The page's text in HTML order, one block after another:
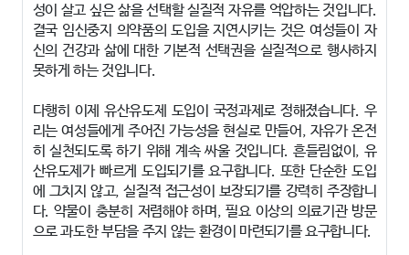
성이 살고 싶은 삶을 선택할 실질적 자유를 억압하는 것입니다.
결국 임신중지 의약품의 도입을 지연시키는 것은 여성들이 자
신의 건강과 삶에 대한 기본적 선택권을 실질적으로 행사하지
못하게 하는 것입니다.
다행히 이제 유산유도제 도입이 국정과제로 정해졌습니다. 우
리는 여성들에게 주어진 가능성을 현실로 만들어, 자유가 온전
히 실천되도록 하기 위해 계속 싸울 것입니다. 흔들림없이, 유
산유도제가 빠르게 도입되기를 요구합니다. 또한 단순한 도입
에 그치지 않고, 실질적 접근성이 보장되기를 강력히 주장합니
다. 약물이 충분히 저렴해야 하며, 필요 이상의 의료기관 방문
으로 과도한 부담을 주지 않는 환경이 마련되기를 요구합니다.